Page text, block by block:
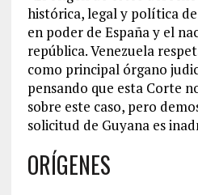
histórica, legal y política
en poder de España y el
república. Venezuela
como principal órgano
pensando que esta Corte
sobre este caso, pero
solicitud de Guyana es
ORÍGENES